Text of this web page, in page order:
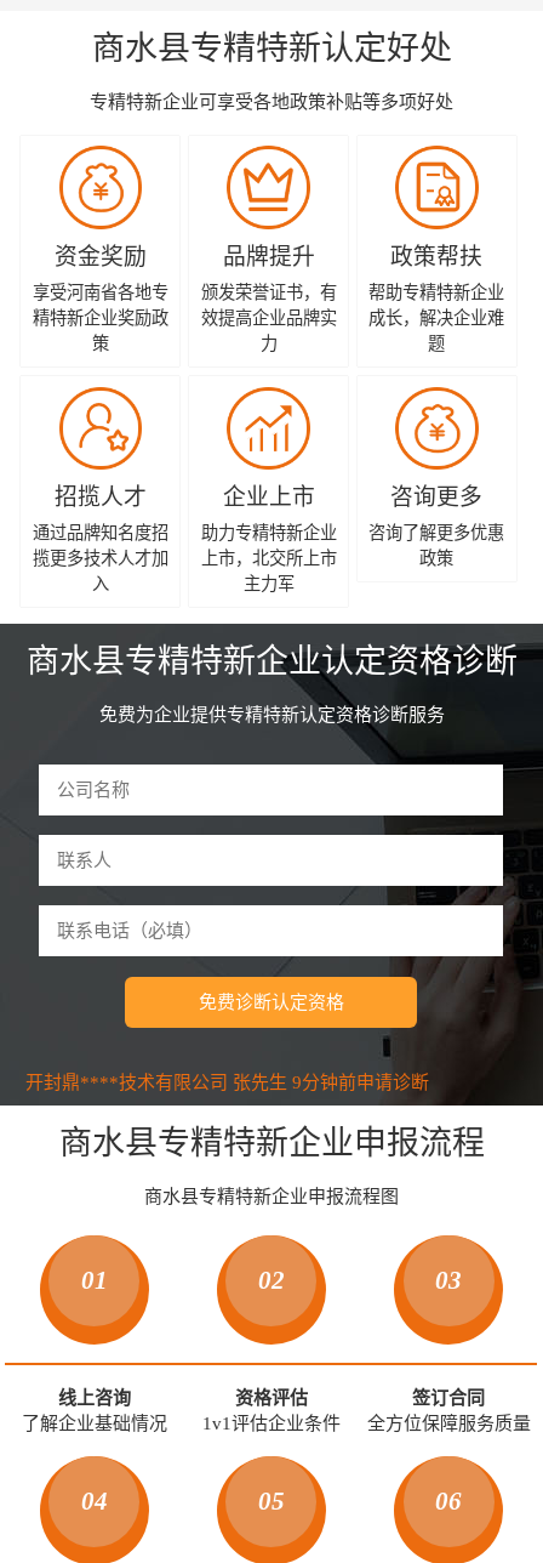
商水县专精特新认定好处
专精特新企业可享受各地政策补贴等多项好处
资金奖励
享受河南省各地专
精特新企业奖励政
策
品牌提升
颁发荣誉证书，有
效提高企业品牌实
力
政策帮扶
帮助专精特新企业
成长，解决企业难
题
招揽人才
通过品牌知名度招
揽更多技术人才加
入
企业上市
助力专精特新企业
上市，北交所上市
主力军
咨询更多
咨询了解更多优惠
政策
商水县专精特新企业认定资格诊断
免费为企业提供专精特新认定资格诊断服务
免费诊断认定资格
驻马店和****技术有限公司 曹先生59分钟前申请
河南怀****网络科技公司 李先生3分钟前申请诊断
5分钟前申请
开封鼎****技术有限公司 张先生9分钟前申请诊断
许昌红****管理有限公司 吕女士12分钟前申请诊断
洛阳餐****科技有限公司 刘先生18分钟前申请诊断
平顶山童****服装有限公司 江女生22分钟前申请 诊断
安阳山****股份有限公司 王先生26分钟前申请
新乡多****技术有限公司 李先生37分钟前申请
诊断
焦作泰****集团有限公司 曹先生
38分钟前申请诊断
济源智****制造有限公司 马先生
41分钟前申请 诊断
濮阳汇****管理有限公司 蒋女生44分钟前申请诊断
漯河创****机械有限公司 苏先生
诊断
南阳科****股份有限公司 冯先生53分钟前申请
诊断
信阳爱****教育有限公司 魏先生56分钟前申请诊断
周口万****股份有限公司 张先生58分钟前申请
诊断
驻马店和****技术有限公司 曹先生59分钟前申请
河南怀****网络科技公司 李先生
3分钟前申请 诊断
商水县专精特新企业申报流程
商水县专精特新企业申报流程图
01
线上咨询
了解企业基础情况
02
资格评估
1v1评估企业条件
03
签订合同
全方位保障服务质量
04 05 06